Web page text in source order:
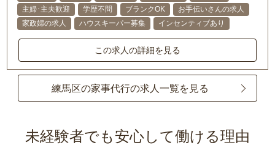
主婦･主夫歓迎
学歴不問 ブランクOK
お手伝いさんの求人
家政婦の求人
ハウスキーパー募集 インセンティブあり
この求人の詳細を見る
練馬区の家事代行の求人一覧を見る
未経験者でも安心して働ける理由